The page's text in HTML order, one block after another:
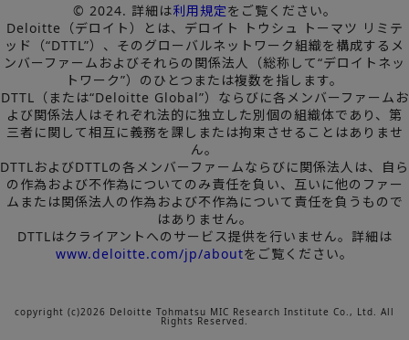
© 2024. 詳細は利用規定をご覧ください。
Deloitte（デロイト）とは、デロイト トウシュ トーマツ リミテ
ッド（“DTTL”）、そのグローバルネットワーク組織を構成するメ
ンバーファームおよびそれらの関係法人（総称して“デロイトネッ
トワーク”）のひとつまたは複数を指します。
DTTL（または“Deloitte Global”）ならびに各メンバーファームお
よび関係法人はそれぞれ法的に独立した別個の組織体であり、第
三者に関して相互に義務を課しまたは拘束させることはありませ
ん。
DTTLおよびDTTLの各メンバーファームならびに関係法人は、自ら
の作為および不作為についてのみ責任を負い、互いに他のファー
ムまたは関係法人の作為および不作為について責任を負うもので
はありません。
DTTLはクライアントへのサービス提供を行いません。詳細は
www.deloitte.com/jp/aboutをご覧ください。
copyright (c)2026 Deloitte Tohmatsu MIC Research Institute Co., Ltd. All
Rights Reserved.